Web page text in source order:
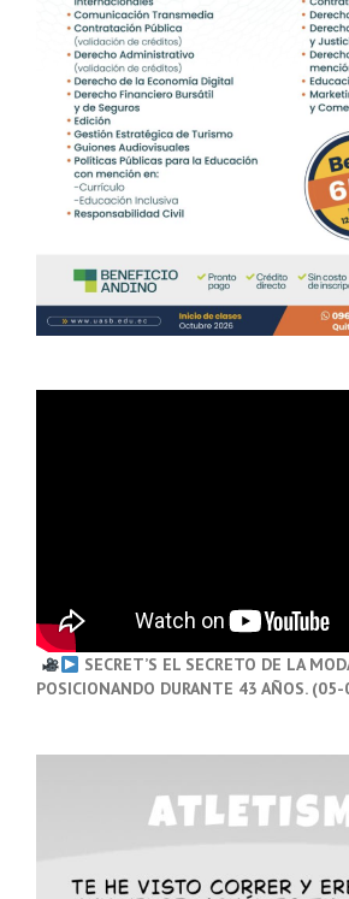
SECRET’S EL SECRETO DE LA
POSICIONANDO DURANTE 43 AÑOS.